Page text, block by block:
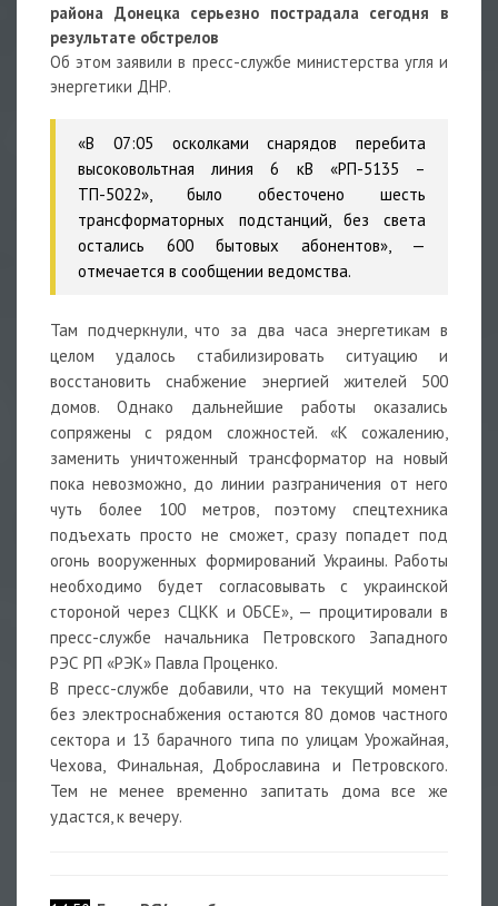
района Донецка серьезно пострадала сегодня в
результате обстрелов
Об этом заявили в пресс-службе министерства угля и
энергетики ДНР.
«В 07:05 осколками снарядов перебита
высоковольтная линия 6 кВ «РП-5135 –
ТП-5022», было обесточено шесть
трансформаторных подстанций, без света
остались 600 бытовых абонентов», —
отмечается в сообщении ведомства.
Там подчеркнули, что за два часа энергетикам в
целом удалось стабилизировать ситуацию и
восстановить снабжение энергией жителей 500
домов. Однако дальнейшие работы оказались
сопряжены с рядом сложностей. «К сожалению,
заменить уничтоженный трансформатор на новый
пока невозможно, до линии разграничения от него
чуть более 100 метров, поэтому спецтехника
подъехать просто не сможет, сразу попадет под
огонь вооруженных формирований Украины. Работы
необходимо будет согласовывать с украинской
стороной через СЦКК и ОБСЕ», — процитировали в
пресс-службе начальника Петровского Западного
РЭС РП «РЭК» Павла Проценко.
В пресс-службе добавили, что на текущий момент
без электроснабжения остаются 80 домов частного
сектора и 13 барачного типа по улицам Урожайная,
Чехова, Финальная, Доброславина и Петровского.
Тем не менее временно запитать дома все же
удастся, к вечеру.